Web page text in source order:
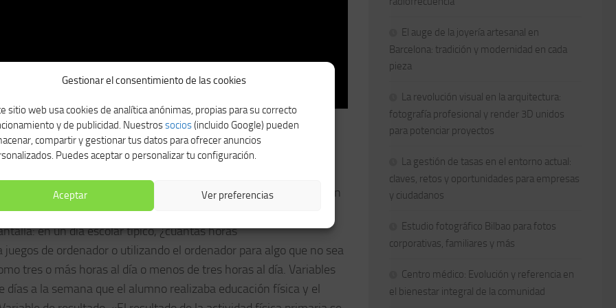
Gestionar el consentimiento de las cookies
sitio web usa cookies de analítica anónimas, propias para su correcto
y de publicidad. Nuestrossocios(incluido Google) pueden
compartir y gestionar tus datos para ofrecer anuncios
Puedes aceptar o personalizar tu configuración.
Aceptar Ver preferencias
hombres y mujeres pdf
contraste con uno o más años, las respuestas de los
Investigaciones anteriores han identificado una correlación
física 9, 23]. Participación en el tiempo de pantalla. Se
en un día escolar típico, ¿cuántas horas
de ordenador o utilizando el ordenador para algo que no sea
tres o más horas al día o menos de tres horas al día. Variables
a la semana que el alumno realizaba educación física y el
El auge de la joyería artesanal en
Barcelona: tradición y modernidad en cada
pieza
La revolución visual en la arquitectura:
fotografía profesional y render 3D unidos
para potenciar proyectos
La gestión de tasas en el entorno actual:
claves, retos y oportunidades para empresas
y ciudadanos
Estudio fotográfico Bilbao para fotos
corporativas, familiares y más
Centro médico: Evolución y referencia en
el bienestar integral de la comunidad